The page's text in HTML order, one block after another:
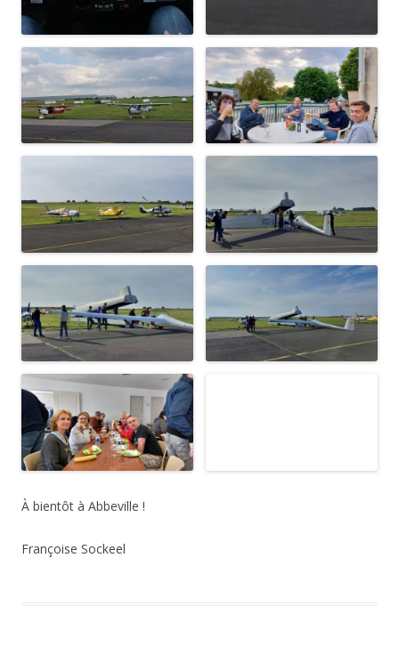
À bientôt à Abbeville !
Françoise Sockeel